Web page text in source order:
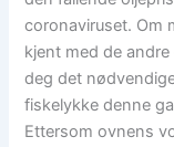
coronaviruset. Om
kjent med de
deg det
fiskelykke denne
Ettersom ovnens